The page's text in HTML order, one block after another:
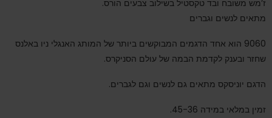
ז’מש משובח ובד טקסטיל בשילוב צבעים הורס.
מתאים לנשים וגברים
9060 הוא אחד הדגמים המבוקשים ביותר של המותג האנגלי ניו באלנס
שחזר ובענק לקדמת הבמה של עולם הסניקרס.
הדגם יוניסקס מתאים גם לנשים וגם לגברים.
זמין במלאי במידה 45-36.